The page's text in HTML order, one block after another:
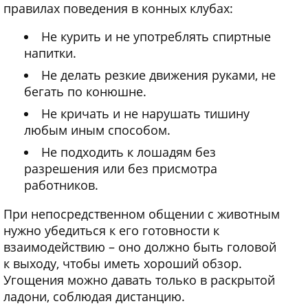
правилах поведения в конных клубах:
Не курить и не употреблять спиртные
напитки.
Не делать резкие движения руками, не
бегать по конюшне.
Не кричать и не нарушать тишину
любым иным способом.
Не подходить к лошадям без
разрешения или без присмотра
работников.
При непосредственном общении с животным
нужно убедиться к его готовности к
взаимодействию – оно должно быть головой
к выходу, чтобы иметь хороший обзор.
Угощения можно давать только в раскрытой
ладони, соблюдая дистанцию.